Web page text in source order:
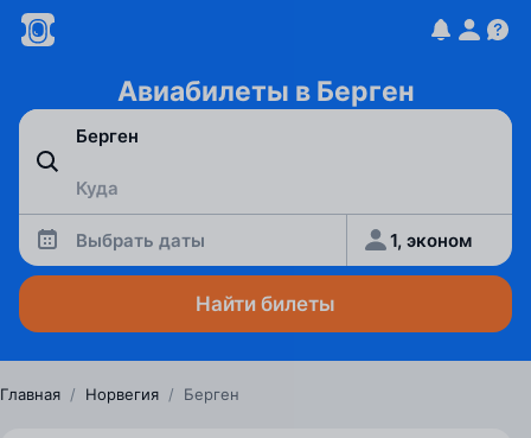
Авиабилеты в Берген
Выбрать даты 1, эконом
Найти билеты
Главная / Норвегия / Берген